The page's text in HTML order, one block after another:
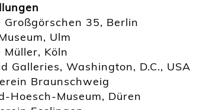
Großgörschen 35, Berlin
Ulm
Köln
Galleries, Washington, D.C., USA
Braunschweig
Hoesch-Museum, Düren